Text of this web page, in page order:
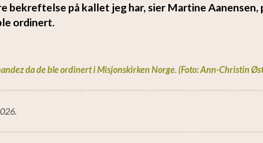
bekreftelse på kallet jeg har, sier Martine Aanensen,
ordinert.
da de ble ordinert i Misjonskirken Norge. (Foto: Ann-Christin